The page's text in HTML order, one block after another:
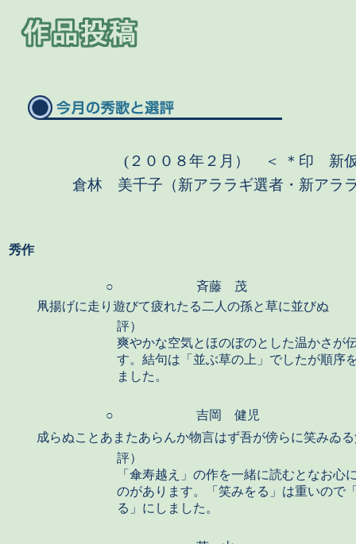
(２００８年２月） ＜ ＊印 新
倉林 美千子（新アララギ選者・新アラ
秀作
○
斉藤 茂
凧揚げに走り遊びて疲れたる二人の孫と草に並びぬ
評）
爽やかな空気とほのぼのとした温かさが
す。結句は「並ぶ草の上」でしたが順序
ました。
○
吉岡 健児
成らぬことあまたあらんか物言はず吾が傍らに笑みゐ
評）
「傘寿越え」の作を一緒に読むとなお心
のがあります。「笑みをる」は重いので
る」にしました。